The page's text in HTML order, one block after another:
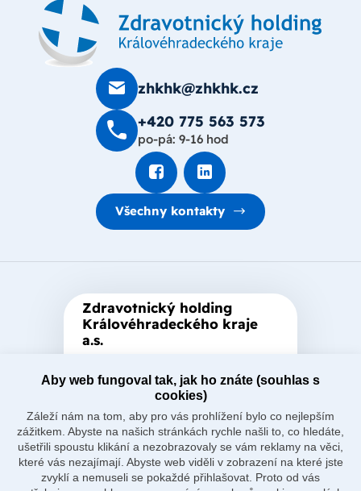
zhkhk@zhkhk.cz
+420 775 563 573
po-pá: 9-16 hod
Všechny kontakty
Zdravotnický holding
Královéhradeckého kraje
a.s.
založená Královéhradeckým
krajem, který je jediným
akcionářem společnosti.
Aby web fungoval tak, jak ho znáte (souhlas s
cookies)
Záleží nám na tom, aby pro vás prohlížení bylo co nejlepším
zážitkem. Abyste na našich stránkách rychle našli to, co hledáte,
ušetřili spoustu klikání a nezobrazovaly se vám reklamy na věci,
které vás nezajímají. Abyste web viděli v zobrazení na které jste
zvyklí a nemuseli se pokaždé přihlašovat. Proto od vás